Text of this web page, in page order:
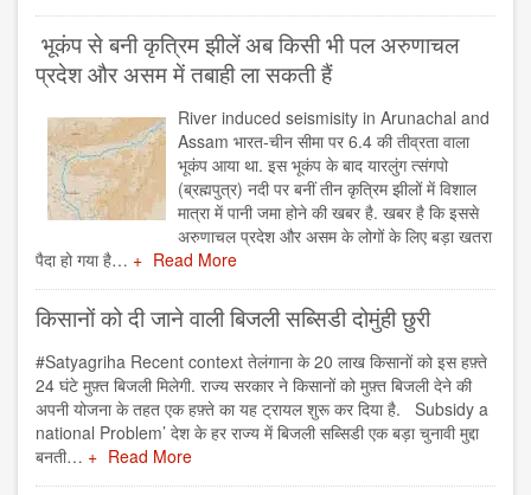
भूकंप से बनी कृत्रिम झीलें अब किसी भी पल अरुणाचल
प्रदेश और असम में तबाही ला सकती हैं
River induced seismisity in Arunachal and
Assam भारत-चीन सीमा पर 6.4 की तीव्रता वाला
भूकंप आया था. इस भूकंप के बाद यारलुंग त्संगपो
(ब्रह्मपुत्र) नदी पर बनीं तीन कृत्रिम झीलों में विशाल
मात्रा में पानी जमा होने की खबर है. खबर है कि इससे
अरुणाचल प्रदेश और असम के लोगों के लिए बड़ा खतरा
पैदा हो गया है…
Read More
किसानों को दी जाने वाली बिजली सब्‍स‍िडी दोमुंही छुरी
#Satyagriha Recent context तेलंगाना के 20 लाख किसानों को इस हफ़्ते
24 घंटे मुफ़्त बिजली मिलेगी. राज्य सरकार ने किसानों को मुफ़्त बिजली देने की
अपनी योजना के तहत एक हफ़्ते का यह ट्रायल शुरू कर दिया है. Subsidy a
national Problem’ देश के हर राज्य में बिजली सब्सिडी एक बड़ा चुनावी मुद्दा
बनती…
Read More